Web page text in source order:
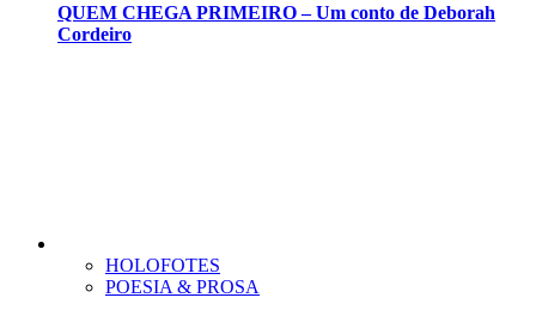
QUEM CHEGA PRIMEIRO – Um conto de Deborah
Cordeiro
HOLOFOTES
POESIA & PROSA